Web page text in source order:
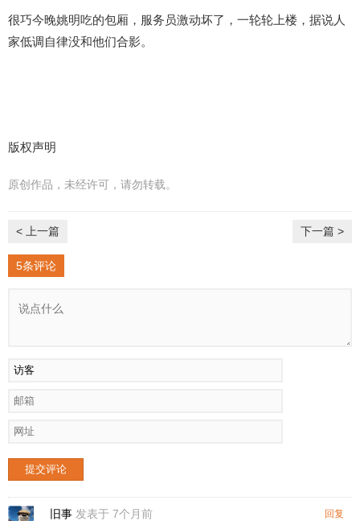
很巧今晚姚明吃的包厢，服务员激动坏了，一轮轮上楼，据说人
家低调自律没和他们合影。
版权声明
原创作品，未经许可，请勿转载。
< 上一篇 下一篇 >
5条评论
提交评论
旧事 发表于 7个月前 回复